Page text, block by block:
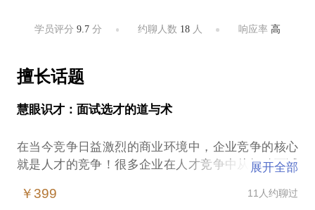
学员评分9.7 分 约聊人数 18人 响应率 高
擅长话题
慧眼识才：面试选才的道与术
在当今竞争日益激烈的商业环境中，企业竞争的核心
就是人才的竞争！很多企业在人才竞争中从招聘面试
价方法，新入职人员总是因各种原因流失，招聘工作
展开全部
￥399 11人约聊过